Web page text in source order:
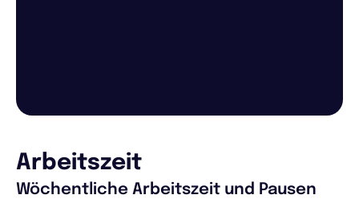
Arbeitszeit
Wöchentliche Arbeitszeit und Pausen